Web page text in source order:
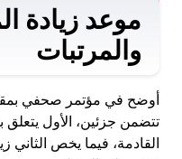
موعد زيادة
والمرتبات
أوضح في مؤتمر صحفي
تتضمن جزئين، الأول يتعلق
القادمة، فيما يخص الثاني